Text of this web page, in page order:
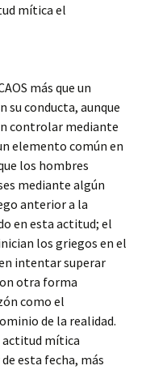
mítica el
más que un
su conducta, aunque
controlar mediante
elemento común en
los hombres
mediante algún
anterior a la
en esta actitud; el
los griegos en el
intentar superar
otra forma
como el
de la realidad.
actitud mítica
esta fecha, más